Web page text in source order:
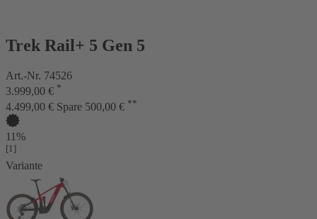
Trek Rail+ 5 Gen 5
Art.-Nr. 74526
3.999,00 € *
4.499,00 € Spare 500,00 € **
11%
[1]
Variante